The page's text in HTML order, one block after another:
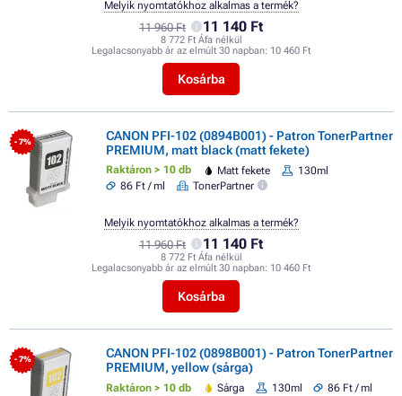
11 960 Ft 11 140 Ft
8 772 Ft Áfa nélkül
Legalacsonyabb ár az elmúlt 30 napban: 10 460 Ft
Kosárba
Melyik nyomtatókhoz alkalmas a termék?
- 7%
CANON PFI-102 (0894B001) - Patron TonerPartner
PREMIUM, matt black (matt fekete)
Raktáron > 10 db Matt fekete
130ml
86 Ft / ml
TonerPartner
11 960 Ft 11 140 Ft
8 772 Ft Áfa nélkül
Legalacsonyabb ár az elmúlt 30 napban: 10 460 Ft
Kosárba
Melyik nyomtatókhoz alkalmas a termék?
- 7%
CANON PFI-102 (0898B001) - Patron TonerPartner
PREMIUM, yellow (sárga)
Raktáron > 10 db Sárga 130ml
86 Ft / ml